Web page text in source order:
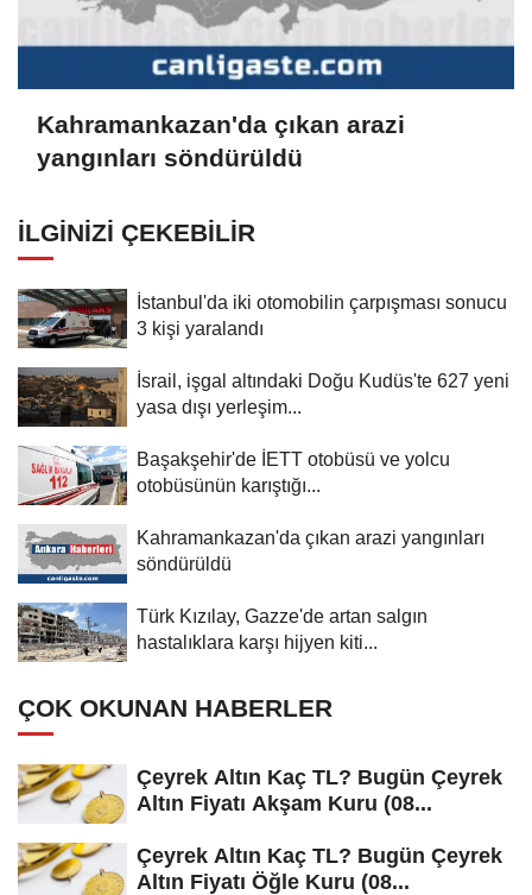
Kahramankazan'da çıkan arazi
yangınları söndürüldü
İLGINIZI ÇEKEBILIR
İstanbul'da iki otomobilin çarpışması sonucu
3 kişi yaralandı
İsrail, işgal altındaki Doğu Kudüs'te 627 yeni
yasa dışı yerleşim...
Başakşehir'de İETT otobüsü ve yolcu
otobüsünün karıştığı...
Kahramankazan'da çıkan arazi yangınları
söndürüldü
Türk Kızılay, Gazze'de artan salgın
hastalıklara karşı hijyen kiti...
ÇOK OKUNAN HABERLER
Çeyrek Altın Kaç TL? Bugün Çeyrek
Altın Fiyatı Akşam Kuru (08...
Çeyrek Altın Kaç TL? Bugün Çeyrek
Altın Fiyatı Öğle Kuru (08...